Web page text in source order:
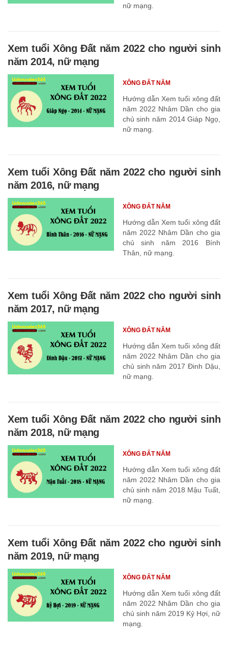
nữ mạng.
Xem tuổi Xông Đất năm 2022 cho người sinh
năm 2014, nữ mạng
Hướng dẫn Xem tuổi xông đất
năm 2022 Nhâm Dần cho gia
chủ sinh năm 2014 Giáp Ngọ,
nữ mạng.
XÔNG ĐẤT NĂM
Xem tuổi Xông Đất năm 2022 cho người sinh
năm 2016, nữ mạng
Hướng dẫn Xem tuổi xông đất
năm 2022 Nhâm Dần cho gia
chủ sinh năm 2016 Bính
Thân, nữ mạng.
XÔNG ĐẤT NĂM
Xem tuổi Xông Đất năm 2022 cho người sinh
năm 2017, nữ mạng
Hướng dẫn Xem tuổi xông đất
năm 2022 Nhâm Dần cho gia
chủ sinh năm 2017 Đinh Dậu,
nữ mạng.
XÔNG ĐẤT NĂM
Xem tuổi Xông Đất năm 2022 cho người sinh
năm 2018, nữ mạng
Hướng dẫn Xem tuổi xông đất
năm 2022 Nhâm Dần cho gia
chủ sinh năm 2018 Mậu Tuất,
nữ mạng.
XÔNG ĐẤT NĂM
Xem tuổi Xông Đất năm 2022 cho người sinh
năm 2019, nữ mạng
Hướng dẫn Xem tuổi xông đất
năm 2022 Nhâm Dần cho gia
chủ sinh năm 2019 Kỷ Hợi, nữ
mạng.
XÔNG ĐẤT NĂM